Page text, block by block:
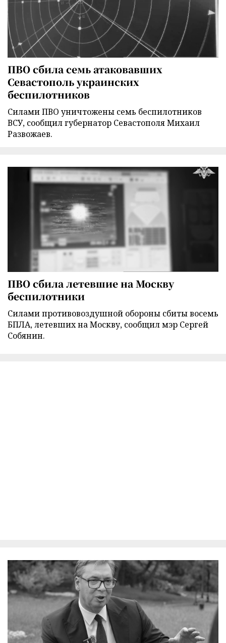
ПВО сбила семь атаковавших
Севастополь украинских
беспилотников
Силами ПВО уничтожены семь беспилотников
ВСУ, сообщил губернатор Севастополя Михаил
Развожаев.
ПВО сбила летевшие на Москву
беспилотники
Силами противовоздушной обороны сбиты восемь
БПЛА, летевших на Москву, сообщил мэр Сергей
Собянин.